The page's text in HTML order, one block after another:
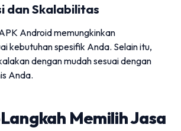
dan Skalabilitas
Android memungkinkan
kebutuhan spesifik Anda. Selain itu,
dengan mudah sesuai dengan
Anda.
Memilih Jasa